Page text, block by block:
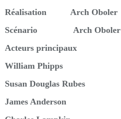
Réalisation Arch Oboler
Scénario Arch Oboler
Acteurs principaux
William Phipps
Susan Douglas Rubes
James Anderson